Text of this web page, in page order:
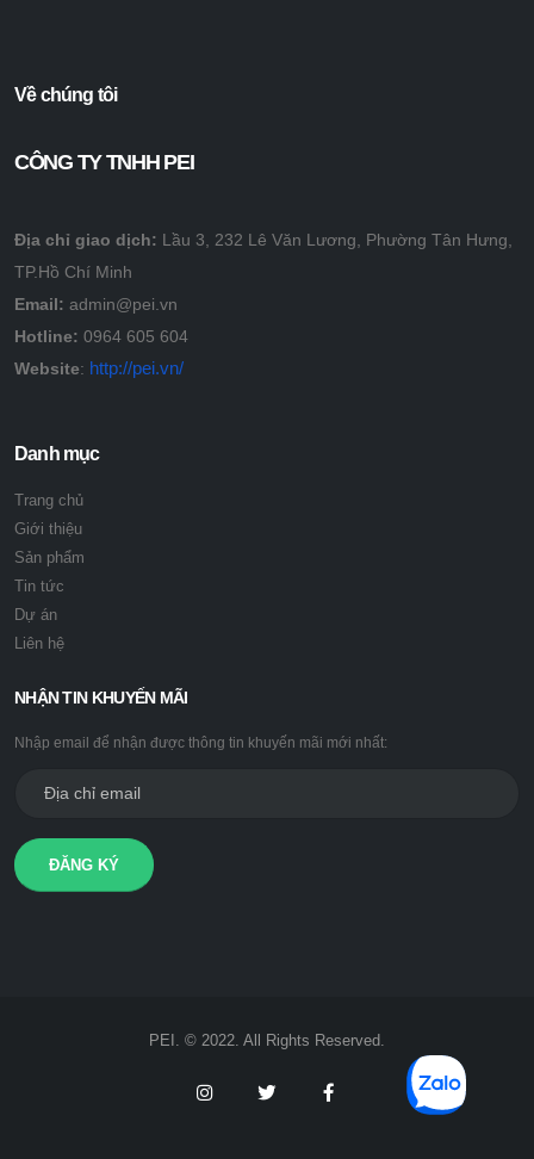
Về chúng tôi
CÔNG TY TNHH PEI
Địa chỉ giao dịch: Lầu 3, 232 Lê Văn Lương, Phường Tân Hưng,
TP.Hồ Chí Minh
Email: admin@pei.vn
Hotline: 0964 605 604
Website: http://pei.vn/
Danh mục
Trang chủ
Giới thiệu
Sản phẩm
Tin tức
Dự án
Liên hệ
NHẬN TIN KHUYẾN MÃI
Nhập email để nhận được thông tin khuyến mãi mới nhất:
ĐĂNG KÝ
PEI. © 2022. All Rights Reserved.